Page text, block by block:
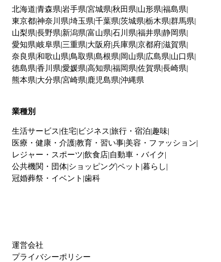
北海道 青森県 岩手県 宮城県 秋田県 山形県 福島県
東京都神奈川県 埼玉県 千葉県 茨城県 栃木県 群馬県
山梨県 長野県 新潟県 富山県 石川県 福井県 静岡県
愛知県 岐阜県 三重県 大阪府兵庫県 京都府滋賀県
奈良県 和歌山県 鳥取県 島根県 岡山県 広島県 山口県
徳島県 香川県 愛媛県 高知県 福岡県 佐賀県 長崎県
熊本県 大分県 宮崎県 鹿児島県 沖縄県
業種別
生活サービス 住宅 ビジネス 旅行・宿泊 趣味
医療・健康・介護教育・習い事 美容・ファッション
レジャー・スポーツ 飲食店 自動車・バイク
公共機関・団体 ショッピングペット 暮らし
冠婚葬祭・イベント 歯科
運営会社
プライバシーポリシー